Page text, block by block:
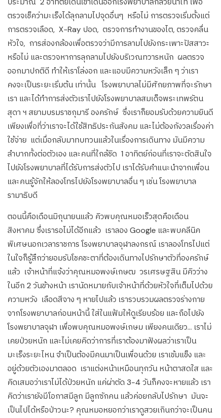
ตรวจเช็คว่ามะเร็งได้ลุกลามไปจุดอื่นๆ หรือไม่ การตรวจเริ่มตั้งแต่
การตรวจเลือด, X-Ray ปอด, ตรวจการทำงานของไต, ตรวจคลื่น
หัวใจ, การส่องกล้องเพื่อตรวจว่ามีการลามไปยังกระเพาะปัสสาวะ
หรือไม่ และตรวจหาการลุกลามไปยังบริเวณทวารหนัก ผลตรวจ
ออกมาปกติดี ทำให้เราโล่งอก และแอบมีความหวังเล็ก ๆ ว่าเรา
คงจะเป็นระยะเริ่มต้น เท่านั้น โรงพยาบาลไม่มีศักยภาพที่จะรักษา
เรา และได้ทำการส่งตัวเราไปยังโรงพยาบาลสมเด็จพระเทพรัตน
สุดา ฯ สยามบรมราชกุมารี องครักษ์ ซึ่งเราก็ยอมรับด้วยความยินดี
เพียงเพื่อที่ว่าเราจะได้ใช้สิทธิประกันสังคม และไม่ต้องกังวลเรื่องค่า
ใช้จ่าย แต่เมื่อกลับมาทบทวนแล้วในเรื่องการเดินทาง มันมีความ
ลำบากทั้งต่อตัวเอง และคนที่ใกล้ชิด 1 อาทิตย์ก่อนที่เราจะตัดสินใจ
ไปยังโรงพยาบาลที่ได้รับการส่งตัวไป เราได้รับคำแนะนำจากเพื่อน
และคนรู้จักให้ลองโทรไปยังโรงพยาบาลอื่น ๆ เช่น โรงพยาบาล
รามาธิบดี
ตอนนี้คือเดือนมิถุนายนแล้ว คิวพบคุณหมอเร็วสุดคือเดือน
สิงหาคม ซึ่งเรารอไม่ได้อีกแล้ว เราลอง Google และพบคลีนิค
พิเศษนอกเวลาราชการ โรงพยาบาลจุฬาลงกรณ์ เราลองโทรไปแต่
ในใจก็รู้สึกว่ายอมรับโชคชะตาที่ต้องเดินทางไปรักษาตัวที่องครักษ์
แล้ว เจ้าหน้าที่แจ้งว่าคุณหมอพงษ์เกษฒ วรเศรษฐสิน มีคิวว่าง
ในอีก 2 วันข้างหน้า เรานัดหมายกับเจ้าหน้าที่ด้วยหัวใจที่เต็มไปด้วย
ความหวัง เลือดสีจาง ๆ หายไปแล้ว เรารวบรวมผลตรวจร่างกาย
จากโรงพยาบาลก่อนหน้านี้ ใส่ในแฟ้มให้ดูเรียบร้อย และถือไปยัง
โรงพยาบาลจุฬา เพื่อพบคุณหมอพงษ์เกษม เพียงคนเดียว... เราไม่
เคยป่วยหนัก และไม่เคยคิดว่าการที่เราต้องมาฟังผลว่าเราเป็น
มะเร็งระยะไหน จำเป็นต้องมีคนมาเป็นเพื่อนด้วย เราเข้มแข็ง และ
อยู่ด้วยตัวเองมาตลอด เราแต่งหน้าเหมือนทุกวัน หน้าตาสดใส และ
คิดเสมอว่าเราไม่ได้ป่วยหนัก แค่ผ่าตัด 3-4 วันก็คงจะหายแล้ว เรา
คิดว่าเรายังมีโอกาสมีลูก มีลูกซักคน แล้วค่อยกลับไปรักษา มันจะ
เป็นไปได้หรือป่าวนะ? คุณหมอหยอกว่าเราดูสวยเกินกว่าจะเป็นคน